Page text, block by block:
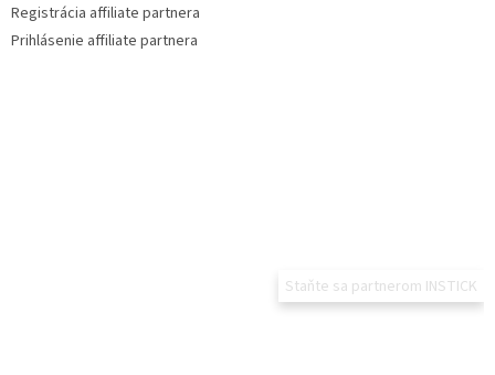
Registrácia affiliate partnera
Prihlásenie affiliate partnera
Staňte sa partnerom INSTICK